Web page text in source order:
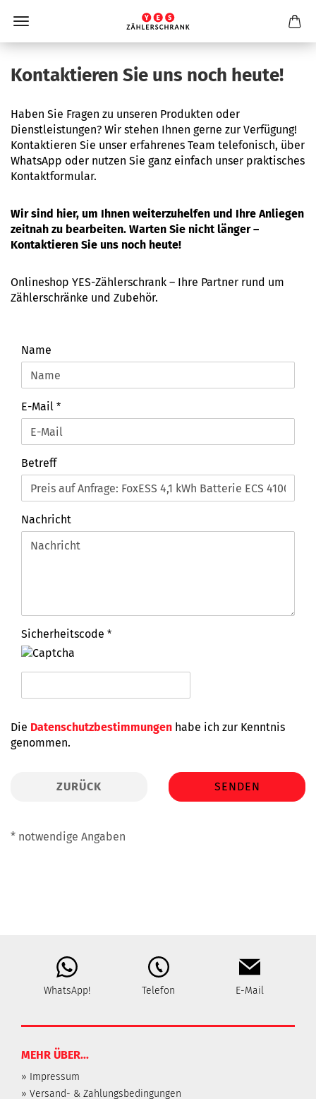
Kontaktieren Sie uns noch heute!
Haben Sie Fragen zu unseren Produkten oder
Dienstleistungen? Wir stehen Ihnen gerne zur Verfügung!
Kontaktieren Sie unser erfahrenes Team telefonisch, über
WhatsApp oder nutzen Sie ganz einfach unser praktisches
Kontaktformular.
Wir sind hier, um Ihnen weiterzuhelfen und Ihre Anliegen
zeitnah zu bearbeiten. Warten Sie nicht länger –
Kontaktieren Sie uns noch heute!
Onlineshop YES-Zählerschrank – Ihre Partner rund um
Zählerschränke und Zubehör.
KONTAKTIEREN
SIE
HEUTE!
Name
E-Mail
Betreff
Nachricht
Sicherheitscode
DATENSCHUTZBESTIMMUNGEN
Die Datenschutzbestimmungen habe ich zur Kenntnis
genommen.
ZURÜCK SENDEN
* notwendige Angaben
WhatsApp! Telefon E-Mail
MEHR ÜBER...
» Impressum
» Versand- & Zahlungsbedingungen